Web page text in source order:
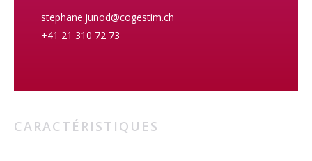
stephane.junod@cogestim.ch
+41 21 310 72 73
CARACTÉRISTIQUES